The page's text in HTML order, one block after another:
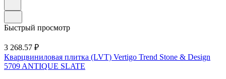
Быстрый просмотр
3 268.57 ₽
Кварцвиниловая плитка (LVT) Vertigo Trend Stone & Design
5709 ANTIQUE SLATE